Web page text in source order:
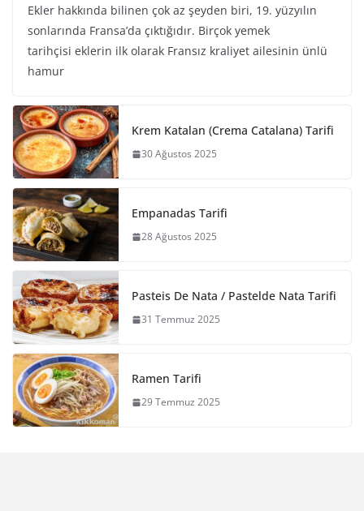
Ekler hakkında bilinen çok az şeyden biri, 19. yüzyılın
sonlarında Fransa’da çıktığıdır. Birçok yemek
tarihçisi eklerin ilk olarak Fransız kraliyet ailesinin ünlü
hamur
Krem Katalan (Crema Catalana) Tarifi
30 Ağustos 2025
Empanadas Tarifi
28 Ağustos 2025
Pasteis De Nata / Pastelde Nata Tarifi
31 Temmuz 2025
Ramen Tarifi
29 Temmuz 2025